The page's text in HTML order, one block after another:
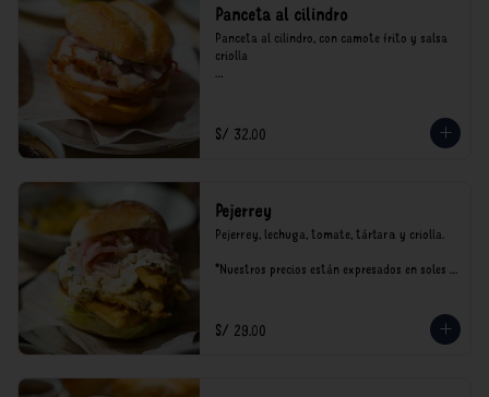
Panceta al cilindro
Panceta al cilindro, con camote frito y salsa
criolla
consumo.
S/ 32.00
Pejerrey
Pejerrey, lechuga, tomate, tártara y criolla.
*Nuestros precios están expresados en soles e
S/ 29.00